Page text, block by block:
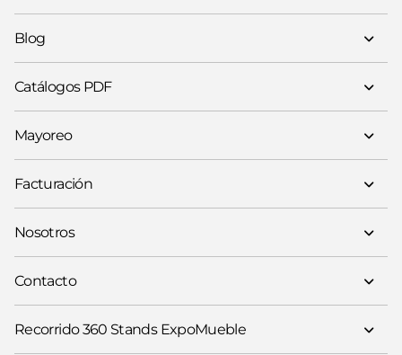
Blog
Catálogos PDF
Mayoreo
Facturación
Nosotros
Contacto
Recorrido 360 Stands ExpoMueble